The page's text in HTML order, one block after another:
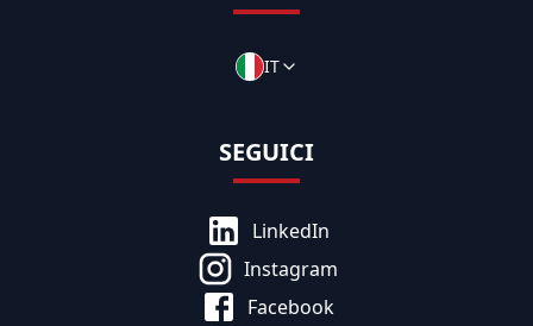
IT
SEGUICI
LinkedIn
Instagram
Facebook